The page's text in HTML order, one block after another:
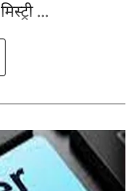
...